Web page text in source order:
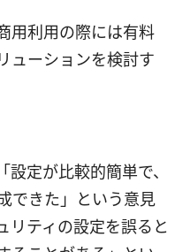
用利用の際には有料
ューションを検討す
定が比較的簡単で、
できた」という意見
リティの設定を誤ると